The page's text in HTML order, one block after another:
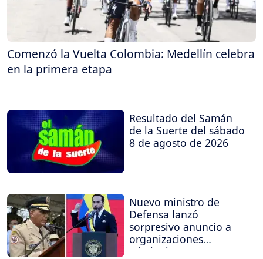
Comenzó la Vuelta Colombia: Medellín celebra
en la primera etapa
Resultado del Samán
de la Suerte del sábado
8 de agosto de 2026
Nuevo ministro de
Defensa lanzó
sorpresivo anuncio a
organizaciones
criminales